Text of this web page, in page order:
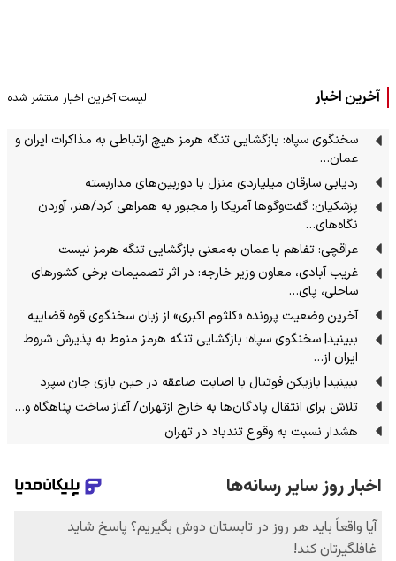
آخرین اخبار لیست آخرین اخبار منتشر شده
سخنگوی سپاه: بازگشایی تنگه هرمز هیچ ارتباطی به مذاکرات ایران و
عمان…
ردیابی سارقان میلیاردی منزل با دوربین‌های مداربسته
پزشکیان: گفت‌وگوها آمریکا را مجبور به همراهی کرد/هنر، آوردن
نگاه‌های…
عراقچی: تفاهم با عمان به‌معنی بازگشایی تنگه هرمز نیست
غریب آبادی، معاون وزیر خارجه: در اثر تصمیمات برخی کشورهای
ساحلی، پای…
آخرین وضعیت پرونده «کلثوم اکبری» از زبان سخنگوی قوه قضاییه
ببینید| سخنگوی سپاه: بازگشایی تنگه هرمز منوط به پذیرش شروط
ایران از…
ببینید| بازیکن فوتبال با اصابت صاعقه در حین بازی جان سپرد
تلاش برای انتقال پادگان‌ها به خارج ازتهران/ آغاز ساخت پناهگاه و…
هشدار نسبت به وقوع تندباد در تهران